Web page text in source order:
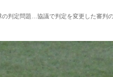
判定問題…協議で判定を変更した審判